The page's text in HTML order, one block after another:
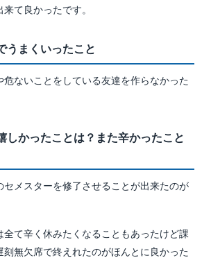
て良かったです。
うまくいったこと
危ないことをしている友達を作らなかった
しかったことは？また辛かったこと
セメスターを修了させることが出来たのが
全て辛く休みたくなることもあったけど課
刻無欠席で終えれたのがほんとに良かった